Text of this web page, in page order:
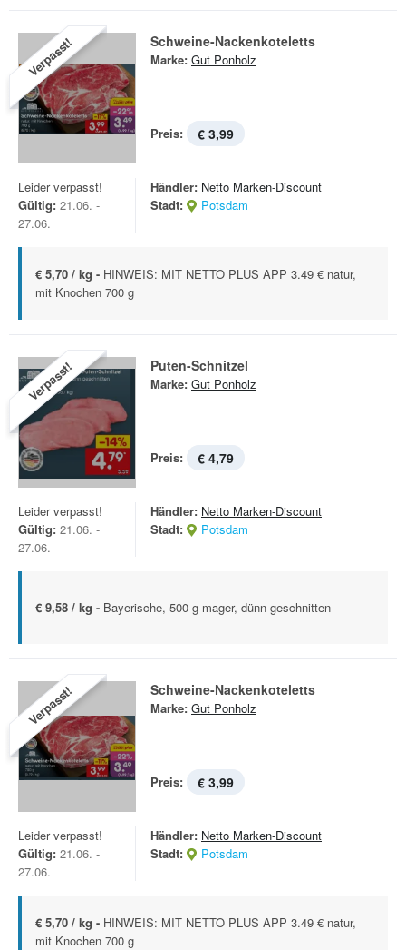
Verpasst! Schweine-Nackenkoteletts
Marke: Gut Ponholz
Preis: € 3,99
Leider verpasst!
Gültig: 21.06. -
27.06.
Händler: Netto Marken-Discount
Stadt:
Potsdam
€ 5,70 / kg - HINWEIS: MIT NETTO PLUS APP 3.49 € natur,
mit Knochen 700 g
Verpasst! Puten-Schnitzel
Marke: Gut Ponholz
Preis: € 4,79
Leider verpasst!
Gültig: 21.06. -
27.06.
Händler: Netto Marken-Discount
Stadt:
Potsdam
€ 9,58 / kg - Bayerische, 500 g mager, dünn geschnitten
Verpasst! Schweine-Nackenkoteletts
Marke: Gut Ponholz
Preis: € 3,99
Leider verpasst!
Gültig: 21.06. -
27.06.
Händler: Netto Marken-Discount
Stadt:
Potsdam
€ 5,70 / kg - HINWEIS: MIT NETTO PLUS APP 3.49 € natur,
mit Knochen 700 g